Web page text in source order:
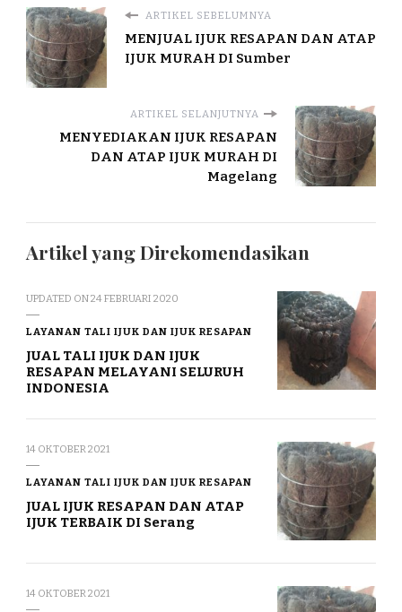
ARTIKEL SEBELUMNYA
MENJUAL IJUK RESAPAN DAN ATAP
IJUK MURAH DI Sumber
ARTIKEL SELANJUTNYA
MENYEDIAKAN IJUK RESAPAN
DAN ATAP IJUK MURAH DI
Magelang
Artikel yang Direkomendasikan
UPDATED ON24 FEBRUARI 2020
LAYANAN TALI IJUK DAN IJUK RESAPAN
JUAL TALI IJUK DAN IJUK
RESAPAN MELAYANI SELURUH
INDONESIA
14 OKTOBER 2021
LAYANAN TALI IJUK DAN IJUK RESAPAN
JUAL IJUK RESAPAN DAN ATAP
IJUK TERBAIK DI Serang
14 OKTOBER 2021